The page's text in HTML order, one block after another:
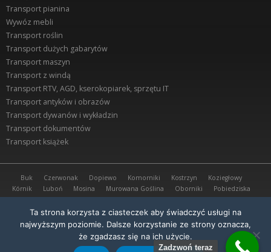
Transport pianina
Wywóz mebli
Transport roślin
Transport dużych gabarytów
Transport maszyn
Transport z windą
Transport RTV, AGD, kserokopiarek, sprzętu IT
Transport antyków i obrazów
Transport dywanów i wykładzin
Transport dokumentów
Transport książek
Buk Czerwonak Dopiewo Komorniki Kostrzyn
Koziegłowy
Kórnik
Luboń Mosina Murowana Goślina Oborniki
Pobiedziska
Poznań Grunwald
Poznań Piątkowo Poznań Rataje
Przeźmierowo
Puszczykowo
Rokietnica Stęszew Suchy Las
Swarzędz
Środa Wielkopolska
Tarnowo Podgórne Tulce Września
Portal w swym działaniu wykorzystuje pliki cookies. Aby dowiedzieć się więcej,
sprawdź naszą
politykę prywatności
Zadzwoń teraz
Ta strona korzysta z ciasteczek aby świadczyć usługi na
najwyższym poziomie. Dalsze korzystanie ze strony oznacza,
że zgadzasz się na ich użycie.